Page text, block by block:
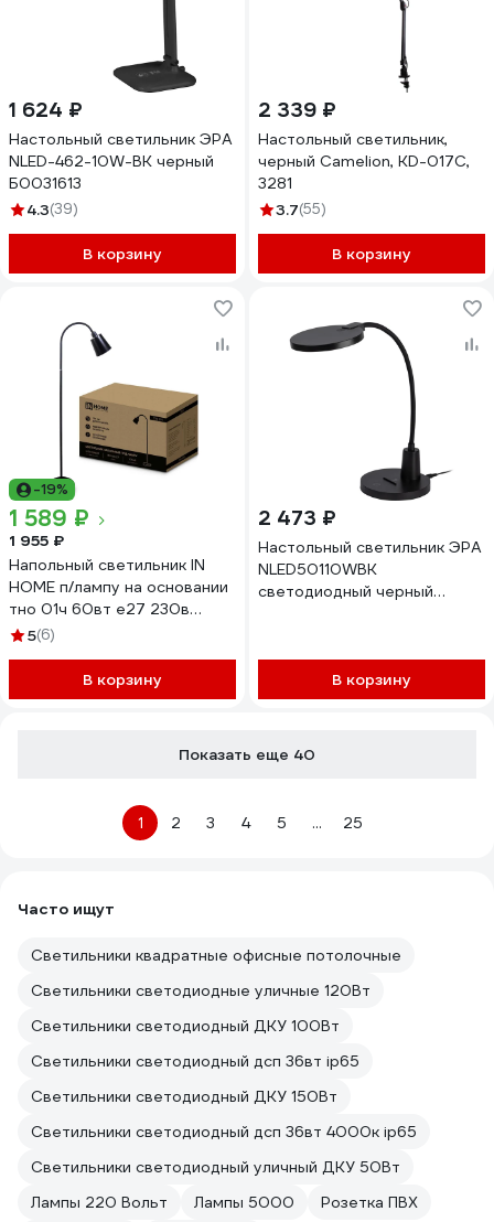
1 624 ₽
Настольный светильник ЭРА
NLED-462-10W-BK черный
Б0031613
4.3(39)
В корзину
2 339 ₽
Настольный светильник,
черный Camelion, KD-017C,
3281
3.7(55)
В корзину
-19%
1 589 ₽
1 955 ₽
Напольный светильник IN
HOME п/лампу на основании
тно 01ч 60вт е27 230в
черный 4690612042657
5(6)
В корзину
2 473 ₽
Настольный светильник ЭРА
NLED50110WBK
светодиодный черный
В корзину
Показать еще 40
1 2 3 4 5 ... 25
Часто ищут
Светильники квадратные офисные потолочные
Светильники светодиодные уличные 120Вт
Светильники светодиодный ДКУ 100Вт
Светильники светодиодный дсп 36вт ip65
Светильники светодиодный ДКУ 150Вт
Светильники светодиодный дсп 36вт 4000к ip65
Светильники светодиодный уличный ДКУ 50Вт
Лампы 220 Вольт
Лампы 5000
Розетка ПВХ